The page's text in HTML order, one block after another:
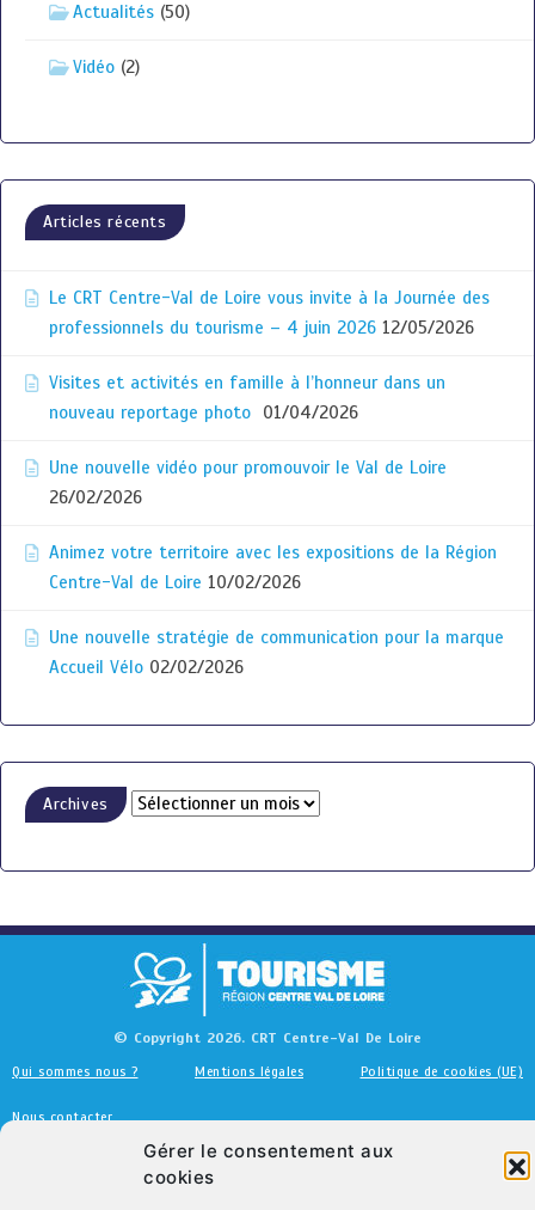
Gérer le consentement aux
cookies
Actualités (50)
Vidéo (2)
Articles récents
Le CRT Centre-Val de Loire vous invite à la Journée des
professionnels du tourisme – 4 juin 2026 12/05/2026
Visites et activités en famille à l’honneur dans un
nouveau reportage photo
01/04/2026
Une nouvelle vidéo pour promouvoir le Val de Loire
26/02/2026
Animez votre territoire avec les expositions de la Région
Centre-Val de Loire 10/02/2026
Une nouvelle stratégie de communication pour la marque
Accueil Vélo 02/02/2026
Archives
© Copyright 2026. CRT Centre-Val De Loire
Qui sommes nous ? Mentions légales Politique de cookies (UE)
Nous contacter